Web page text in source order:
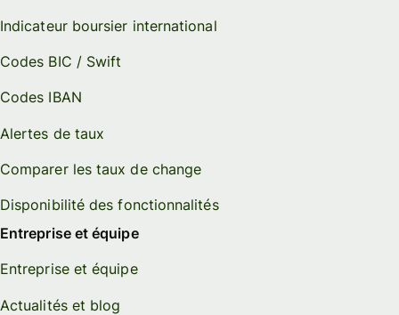
Indicateur boursier international
Codes BIC / Swift
Codes IBAN
Alertes de taux
Comparer les taux de change
Disponibilité des fonctionnalités
Entreprise et équipe
Entreprise et équipe
Actualités et blog